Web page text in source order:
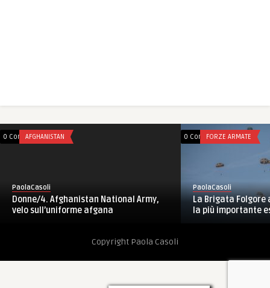
0 CommentsAFGHANISTAN
PaolaCasoli
Donne/4. Afghanistan National Army,
velo sull’uniforme afgana
0 CommentsFORZE ARMATE
PaolaCasoli
La Brigata Folgore
la più importante
Copyright Paola Casoli